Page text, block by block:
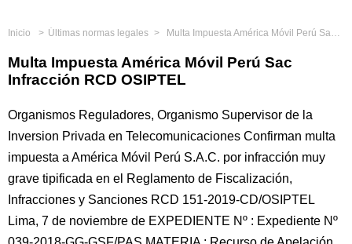
Inicio Últimas normas legales Multa Impuesta América Móvil Perú Sac Infracción RCD OSIPTEL
Multa Impuesta América Móvil Perú Sac
Infracción RCD OSIPTEL
Organismos Reguladores, Organismo Supervisor de la
Inversion Privada en Telecomunicaciones Confirman multa
impuesta a América Móvil Perú S.A.C. por infracción muy
grave tipificada en el Reglamento de Fiscalización,
Infracciones y Sanciones RCD 151-2019-CD/OSIPTEL
Lima, 7 de noviembre de EXPEDIENTE Nº : Expediente Nº